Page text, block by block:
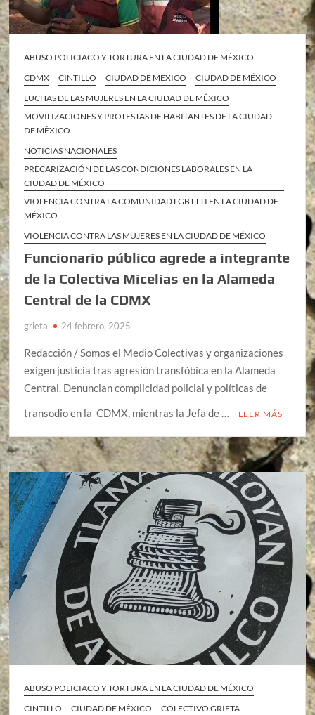
ABUSO POLICIACO Y TORTURA EN LA CIUDAD DE MÉXICO
CDMX
CINTILLO CIUDAD DE MEXICO
CIUDAD DE MÉXICO
LUCHAS DE LAS MUJERES EN LA CIUDAD DE MÉXICO
MOVILIZACIONES Y PROTESTAS DE HABITANTES DE LA CIUDAD
DE MÉXICO
NOTICIAS NACIONALES
PRECARIZACIÓN DE LAS CONDICIONES LABORALES EN LA
CIUDAD DE MÉXICO
VIOLENCIA CONTRA LA COMUNIDAD LGBTTTI EN LA CIUDAD DE
MÉXICO
VIOLENCIA CONTRA LAS MUJERES EN LA CIUDAD DE MÉXICO
Funcionario público agrede a integrante
de la Colectiva Micelias en la Alameda
Central de la CDMX
grieta 24 febrero, 2025
Redacción / Somos el Medio Colectivas y organizaciones
exigen justicia tras agresión transfóbica en la Alameda
Central. Denuncian complicidad policial y políticas de
transodio en la CDMX, mientras la Jefa de …
LEER MÁS
ABUSO POLICIACO Y TORTURA EN LA CIUDAD DE MÉXICO
CINTILLO
CIUDAD DE MÉXICO
COLECTIVO GRIETA